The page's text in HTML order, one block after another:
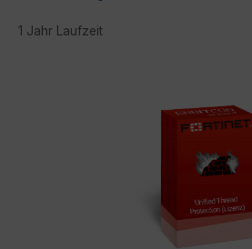
1 Jahr Laufzeit